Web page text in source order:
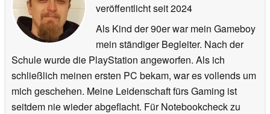
veröffentlichtseit 2024
Als Kind der 90er war mein Gameboy
mein ständiger Begleiter. Nach der
Schule wurde die PlayStation angeworfen. Als ich
schließlich meinen ersten PC bekam, war es vollends um
mich geschehen. Meine Leidenschaft fürs Gaming ist
seitdem nie wieder abgeflacht. Für Notebookcheck zu